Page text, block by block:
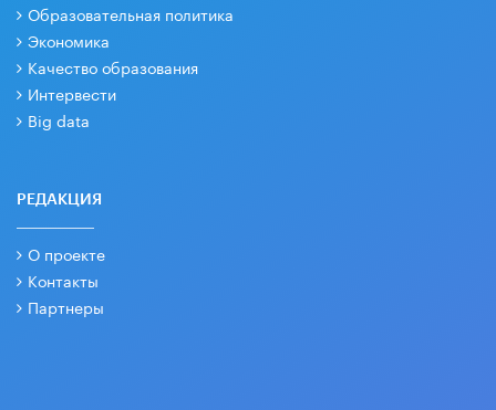
Образовательная политика
Экономика
Качество образования
Интервести
Big data
РЕДАКЦИЯ
О проекте
Контакты
Партнеры